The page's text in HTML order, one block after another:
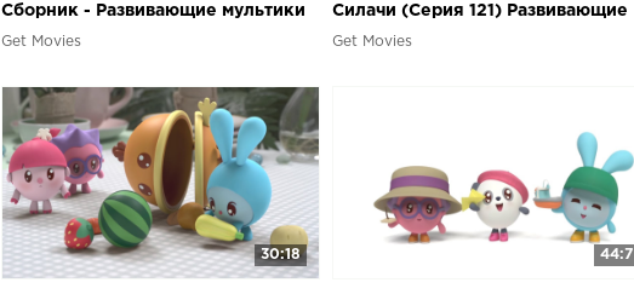
Сборник - Развивающие мультики
для самых маленьких
Get Movies
Силачи (Серия 121) Развивающие
мультики для самых маленьких
Get Movies
30:18 44:7